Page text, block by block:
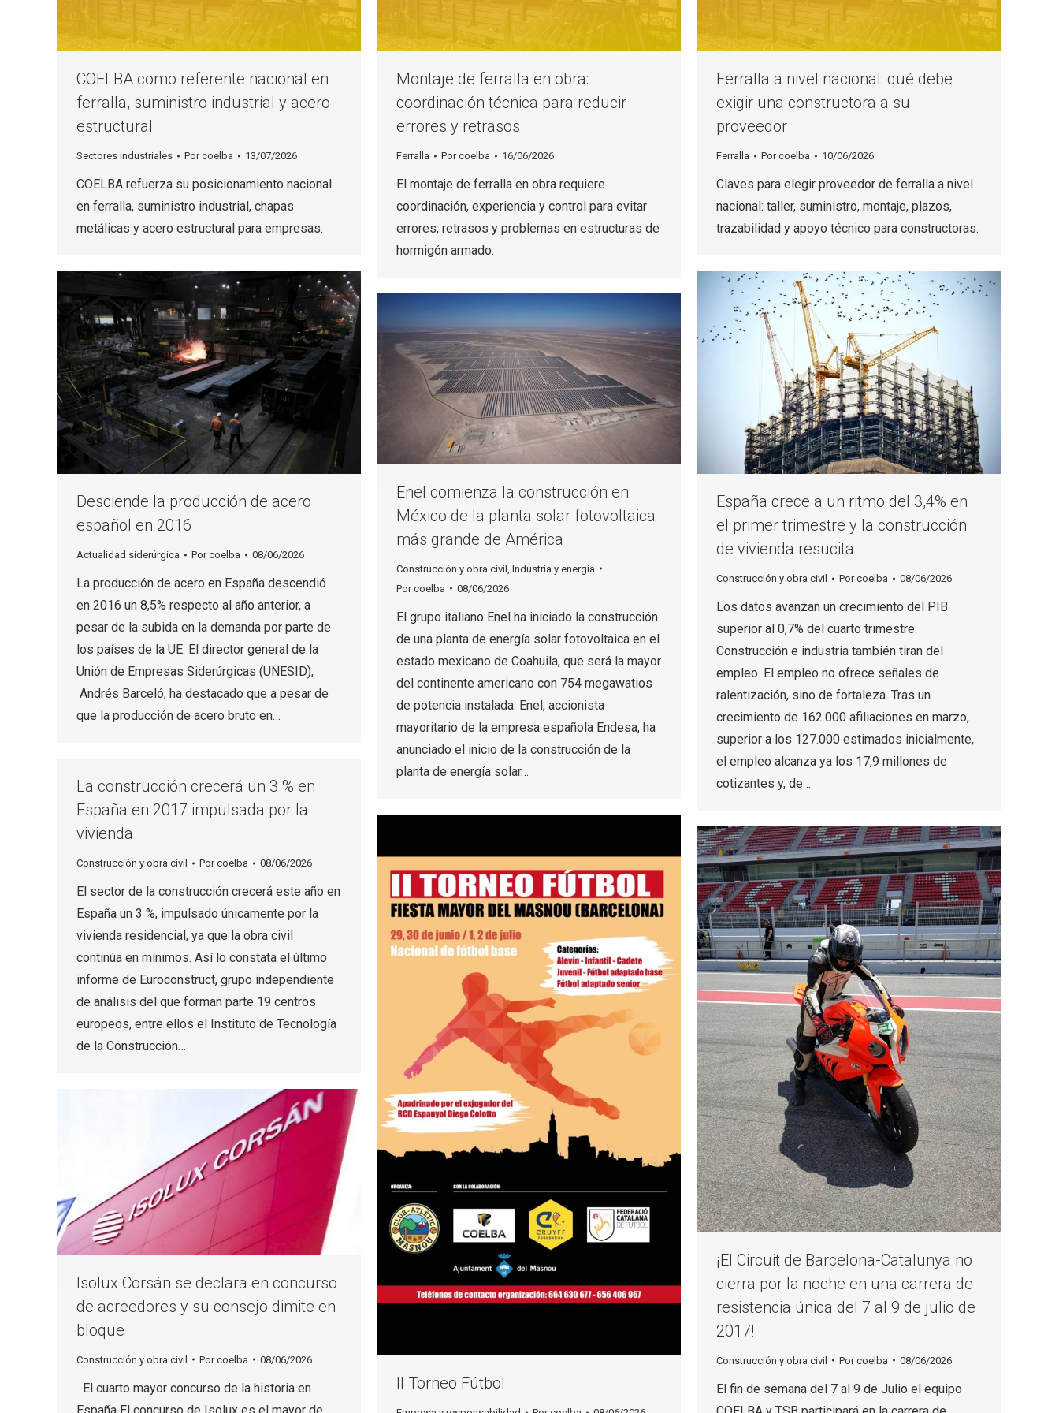
COELBA como referente nacional en
ferralla, suministro industrial y acero
estructural
Sectores industriales Porcoelba 13/07/2026
COELBA refuerza su posicionamiento nacional
en ferralla, suministro industrial, chapas
metálicas y acero estructural para empresas.
Montaje de ferralla en obra:
coordinación técnica para reducir
errores y retrasos
Ferralla Porcoelba 16/06/2026
El montaje de ferralla en obra requiere
coordinación, experiencia y control para evitar
errores, retrasos y problemas en estructuras de
hormigón armado.
Ferralla a nivel nacional: qué debe
exigir una constructora a su
proveedor
Ferralla Porcoelba 10/06/2026
Claves para elegir proveedor de ferralla a nivel
nacional: taller, suministro, montaje, plazos,
trazabilidad y apoyo técnico para constructoras.
Desciende la producción de acero
español en 2016
Actualidad siderúrgica Porcoelba 08/06/2026
La producción de acero en España descendió
en 2016 un 8,5% respecto al año anterior, a
pesar de la subida en la demanda por parte de
los países de la UE. El director general de la
Unión de Empresas Siderúrgicas (UNESID),
Andrés Barceló, ha destacado que a pesar de
que la producción de acero bruto en…
España crece a un ritmo del 3,4% en
el primer trimestre y la construcción
de vivienda resucita
Construcción y obra civil Porcoelba 08/06/2026
Los datos avanzan un crecimiento del PIB
superior al 0,7% del cuarto trimestre.
Construcción e industria también tiran del
empleo. El empleo no ofrece señales de
ralentización, sino de fortaleza. Tras un
crecimiento de 162.000 afiliaciones en marzo,
superior a los 127.000 estimados inicialmente,
el empleo alcanza ya los 17,9 millones de
cotizantes y, de…
Enel comienza la construcción en
México de la planta solar fotovoltaica
más grande de América
Construcción y obra civil Industria y energía
Porcoelba 08/06/2026
El grupo italiano Enel ha iniciado la construcción
de una planta de energía solar fotovoltaica en el
estado mexicano de Coahuila, que será la mayor
del continente americano con 754 megawatios
de potencia instalada. Enel, accionista
mayoritario de la empresa española Endesa, ha
anunciado el inicio de la construcción de la
planta de energía solar…
La construcción crecerá un 3 % en
España en 2017 impulsada por la
vivienda
Construcción y obra civil Porcoelba 08/06/2026
El sector de la construcción crecerá este año en
España un 3 %, impulsado únicamente por la
vivienda residencial, ya que la obra civil
continúa en mínimos. Así lo constata el último
informe de Euroconstruct, grupo independiente
de análisis del que forman parte 19 centros
europeos, entre ellos el Instituto de Tecnología
de la Construcción…
II Torneo Fútbol
¡El Circuit de Barcelona-Catalunya no
cierra por la noche en una carrera de
resistencia única del 7 al 9 de julio de
2017!
Construcción y obra civil Porcoelba 08/06/2026
El fin de semana del 7 al 9 de Julio el equipo
Isolux Corsán se declara en concurso
de acreedores y su consejo dimite en
bloque
Construcción y obra civil Porcoelba 08/06/2026
El cuarto mayor concurso de la historia en